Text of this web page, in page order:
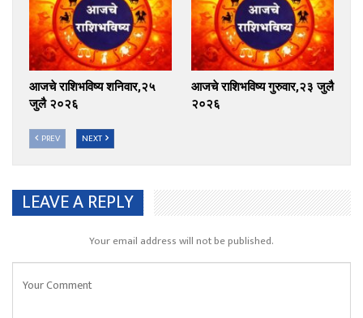
आजचे राशिभविष्य शनिवार,२५
जुलै २०२६
आजचे राशिभविष्य गुरुवार,२३ जुलै
२०२६
PREV NEXT
LEAVE A REPLY
Your email address will not be published.